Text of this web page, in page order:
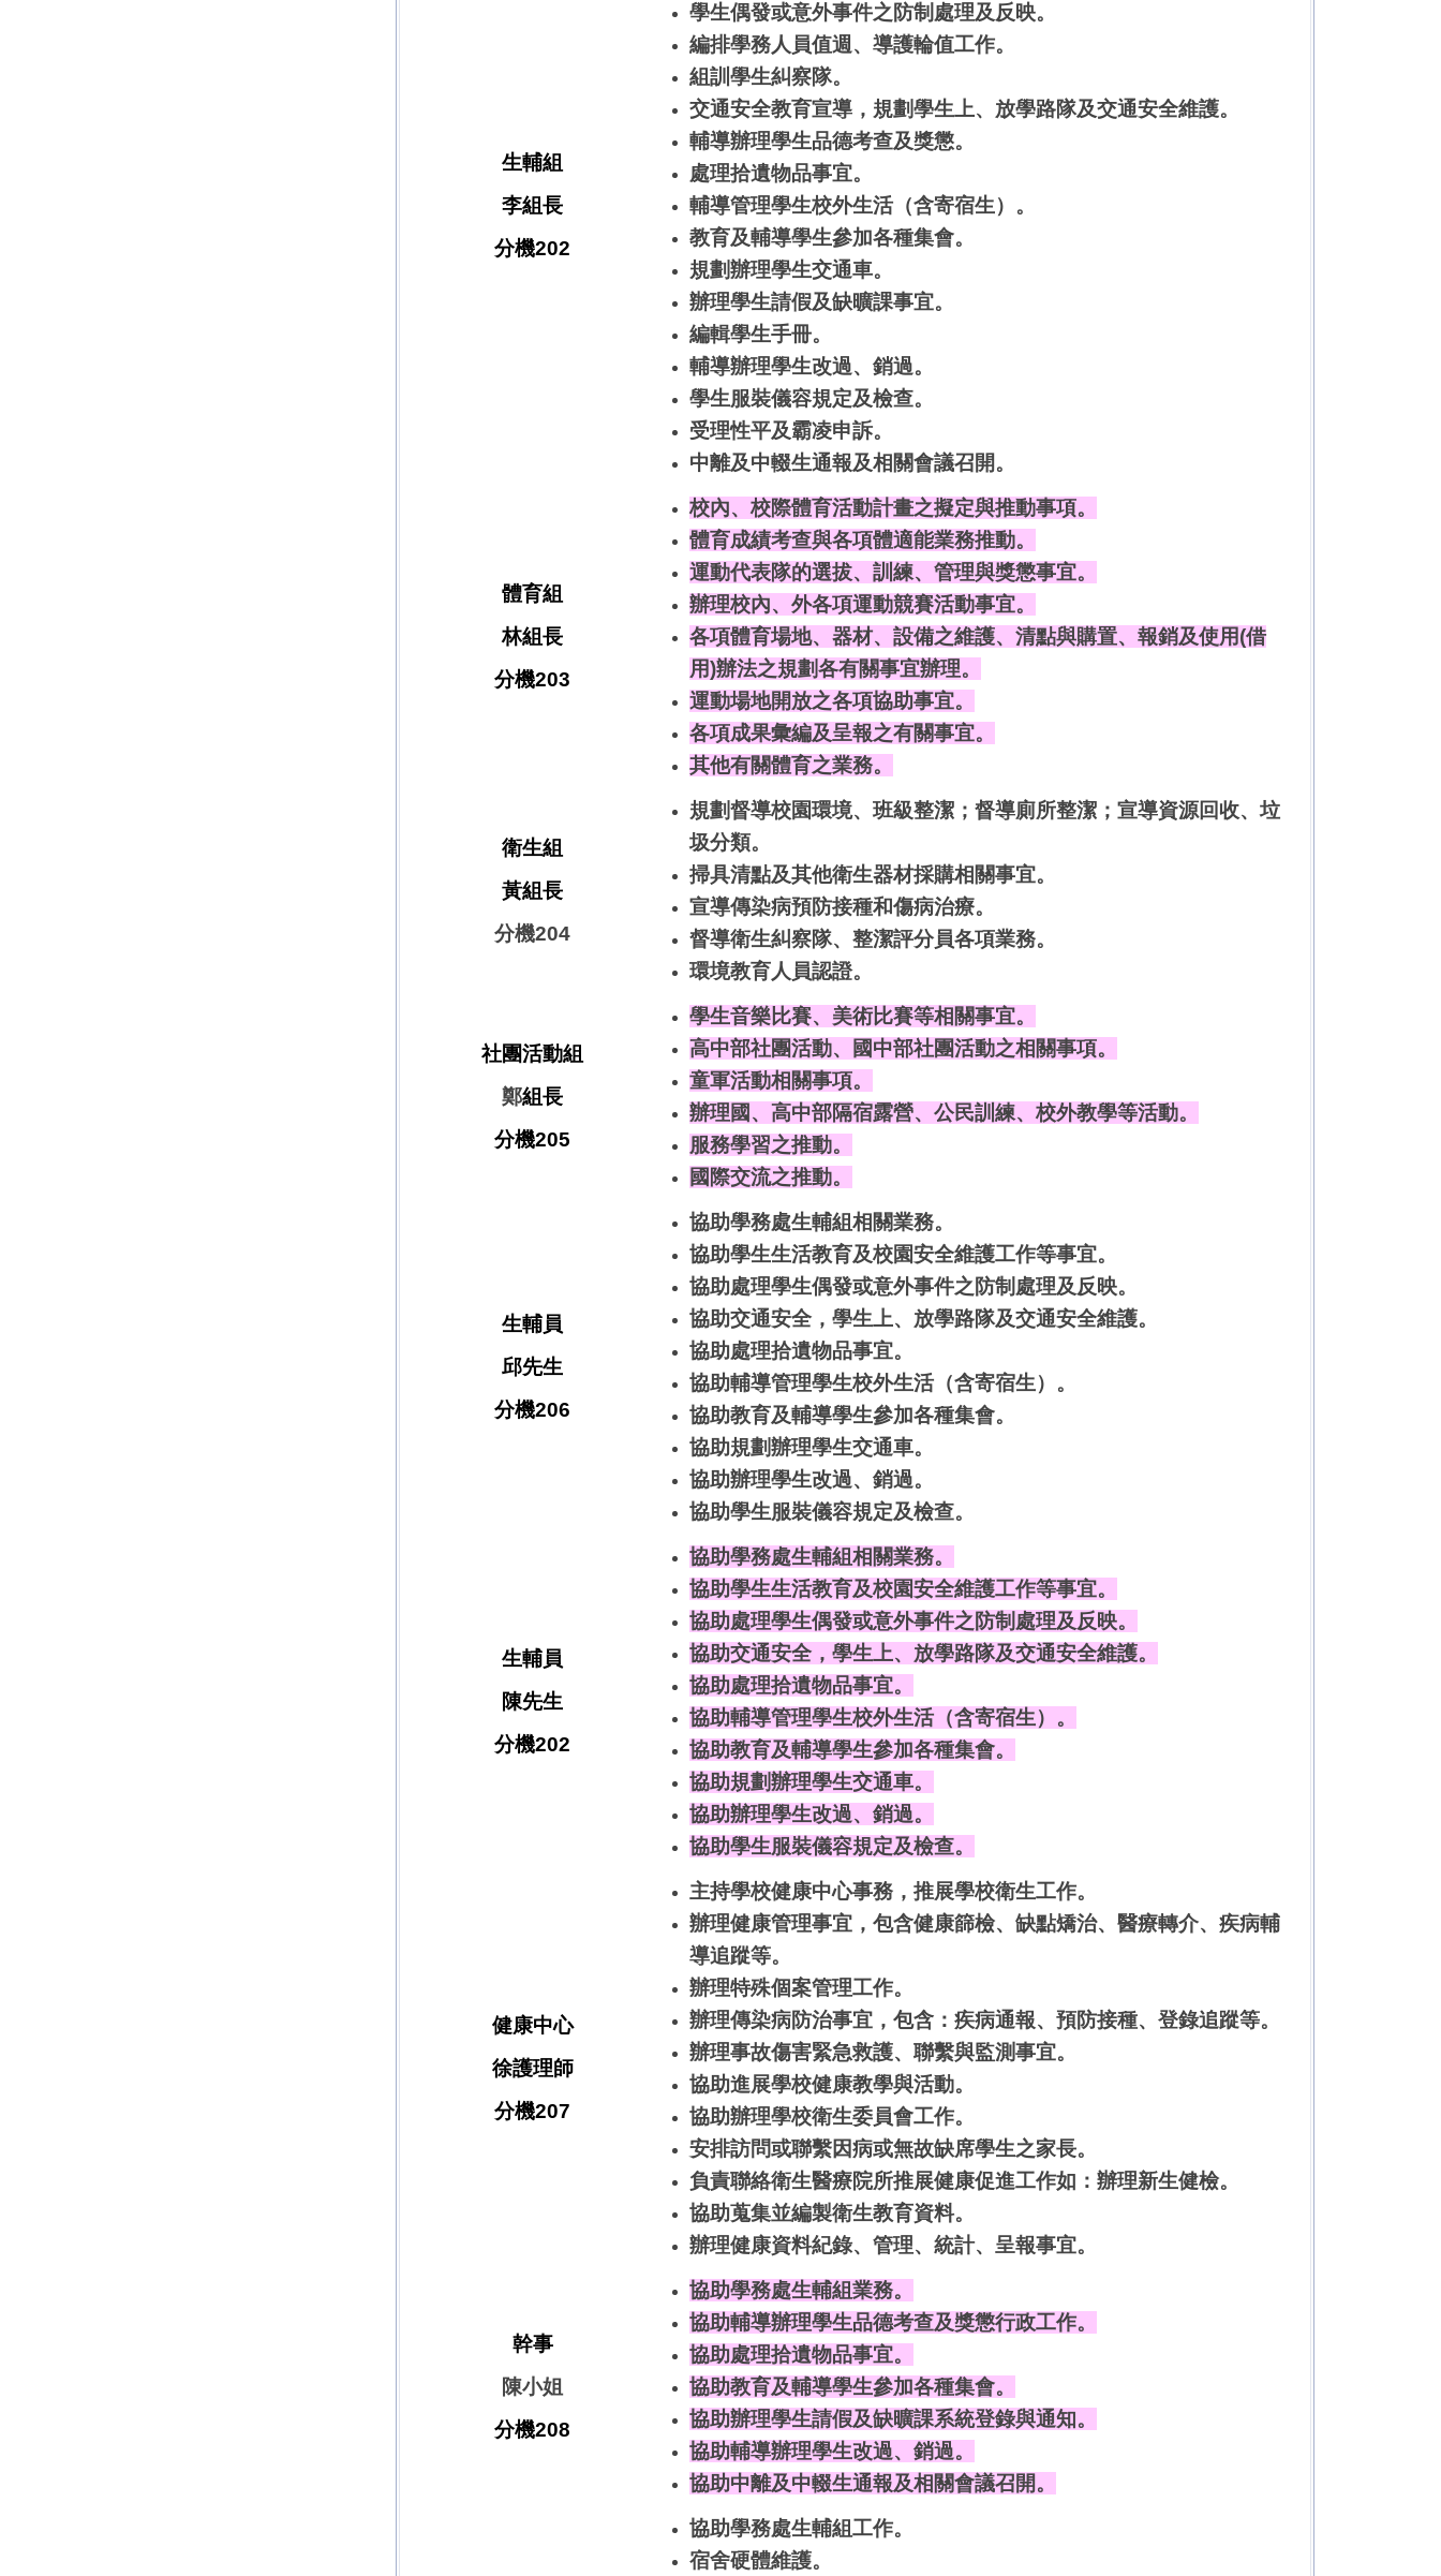
生輔組
李組長
分機202
學生偶發或意外事件之防制處理及反映。
編排學務人員值週、導護輪值工作。
組訓學生糾察隊。
交通安全教育宣導，規劃學生上、放學路隊及交通安全維護。
輔導辦理學生品德考查及獎懲。
處理拾遺物品事宜。
輔導管理學生校外生活（含寄宿生）。
教育及輔導學生參加各種集會。
規劃辦理學生交通車。
辦理學生請假及缺曠課事宜。
編輯學生手冊。
輔導辦理學生改過、銷過。
學生服裝儀容規定及檢查。
受理性平及霸凌申訴。
中離及中輟生通報及相關會議召開。
體育組
林組長
分機203
校內、校際體育活動計畫之擬定與推動事項。
體育成績考查與各項體適能業務推動。
運動代表隊的選拔、訓練、管理與獎懲事宜。
辦理校內、外各項運動競賽活動事宜。
各項體育場地、器材、設備之維護、清點與購置、報銷及使用(借
用)辦法之規劃各有關事宜辦理。
運動場地開放之各項協助事宜。
各項成果彙編及呈報之有關事宜。
其他有關體育之業務。
衛生組
黃組長
分機204
規劃督導校園環境、班級整潔；督導廁所整潔；宣導資源回收、垃
圾分類。
掃具清點及其他衛生器材採購相關事宜。
宣導傳染病預防接種和傷病治療。
督導衛生糾察隊、整潔評分員各項業務。
環境教育人員認證。
社團活動組
鄭組長
分機205
學生音樂比賽、美術比賽等相關事宜。
高中部社團活動、國中部社團活動之相關事項。
童軍活動相關事項。
辦理國、高中部隔宿露營、公民訓練、校外教學等活動。
服務學習之推動。
國際交流之推動。
生輔員
邱先生
分機206
協助學務處生輔組相關業務。
協助學生生活教育及校園安全維護工作等事宜。
協助處理學生偶發或意外事件之防制處理及反映。
協助交通安全，學生上、放學路隊及交通安全維護。
協助處理拾遺物品事宜。
協助輔導管理學生校外生活（含寄宿生）。
協助教育及輔導學生參加各種集會。
協助規劃辦理學生交通車。
協助辦理學生改過、銷過。
協助學生服裝儀容規定及檢查。
生輔員
陳先生
分機202
協助學務處生輔組相關業務。
協助學生生活教育及校園安全維護工作等事宜。
協助處理學生偶發或意外事件之防制處理及反映。
協助交通安全，學生上、放學路隊及交通安全維護。
協助處理拾遺物品事宜。
協助輔導管理學生校外生活（含寄宿生）。
協助教育及輔導學生參加各種集會。
協助規劃辦理學生交通車。
協助辦理學生改過、銷過。
協助學生服裝儀容規定及檢查。
健康中心
徐護理師
分機207
主持學校健康中心事務，推展學校衛生工作。
辦理健康管理事宜，包含健康篩檢、缺點矯治、醫療轉介、疾病輔
導追蹤等。
辦理特殊個案管理工作。
辦理傳染病防治事宜，包含：疾病通報、預防接種、登錄追蹤等。
辦理事故傷害緊急救護、聯繫與監測事宜。
協助進展學校健康教學與活動。
協助辦理學校衛生委員會工作。
安排訪問或聯繫因病或無故缺席學生之家長。
負責聯絡衛生醫療院所推展健康促進工作如：辦理新生健檢。
協助蒐集並編製衛生教育資料。
辦理健康資料紀錄、管理、統計、呈報事宜。
幹事
陳小姐
分機208
協助學務處生輔組業務。
協助輔導辦理學生品德考查及獎懲行政工作。
協助處理拾遺物品事宜。
協助教育及輔導學生參加各種集會。
協助辦理學生請假及缺曠課系統登錄與通知。
協助輔導辦理學生改過、銷過。
協助中離及中輟生通報及相關會議召開。
協助學務處生輔組工作。
宿舍硬體維護。